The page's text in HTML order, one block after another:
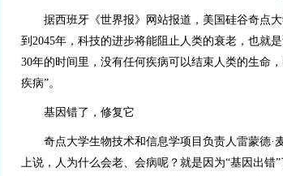
据西班牙《世界报》网站报道，美国硅谷奇点大
到2045年，科技的进步将能阻止人类的衰老，也就
30年的时间里，没有任何疾病可以结束人类的生命
疾病”。
基因错了，修复它
奇点大学生物技术和信息学项目负责人雷蒙德·
上说，人为什么会老、会病呢？就是因为“基因出错